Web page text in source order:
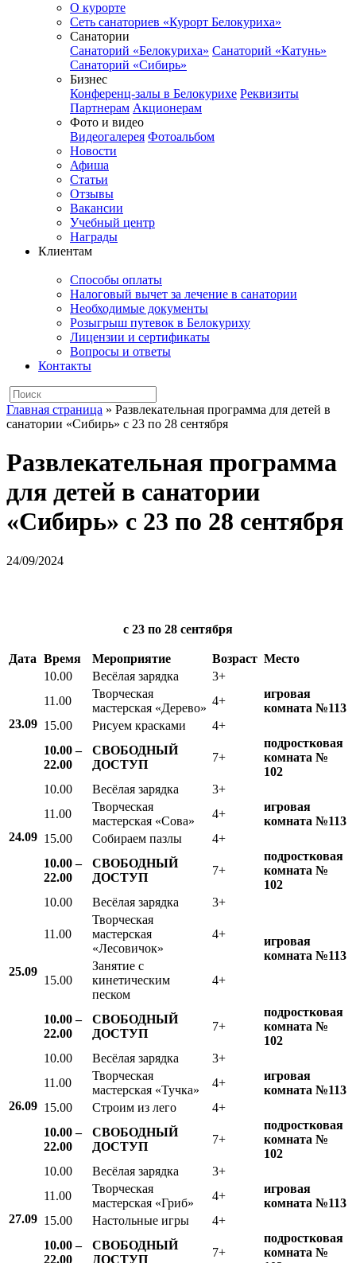
О курорте
Сеть санаториев «Курорт Белокуриха»
Санатории
Санаторий «Белокуриха» Санаторий «Катунь»
Санаторий «Сибирь»
Бизнес
Конференц-залы в Белокурихе Реквизиты
Партнерам Акционерам
Фото и видео
Видеогалерея Фотоальбом
Новости
Афиша
Статьи
Отзывы
Вакансии
Учебный центр
Награды
Клиентам
Способы оплаты
Налоговый вычет за лечение в санатории
Необходимые документы
Розыгрыш путевок в Белокуриху
Лицензии и сертификаты
Вопросы и ответы
Контакты
Главная страница » Развлекательная программа для детей в
санатории «Сибирь» с 23 по 28 сентября
Развлекательная программа
для детей в санатории
«Сибирь» с 23 по 28 сентября
24/09/2024
с 23 по 28 сентября
Дата Время Мероприятие Возраст Место
23.09
10.00 Весёлая зарядка
3+
игровая
комната №113
11.00
Творческая
мастерская «Дерево»
4+
15.00
Рисуем красками
4+
10.00 –
22.00
СВОБОДНЫЙ
ДОСТУП
7+
подростковая
комната №
102
24.09
10.00 Весёлая зарядка
3+
игровая
комната №113
11.00
Творческая
мастерская «Сова»
4+
15.00
Собираем пазлы
4+
10.00 –
22.00
СВОБОДНЫЙ
ДОСТУП
7+
подростковая
комната №
102
25.09
10.00 Весёлая зарядка 3+
игровая
комната №113
11.00
Творческая
мастерская
«Лесовичок»
4+
15.00
Занятие с
кинетическим
песком
4+
10.00 –
22.00
СВОБОДНЫЙ
ДОСТУП
7+
подростковая
комната №
102
26.09
10.00 Весёлая зарядка
3+
игровая
комната №113
11.00
Творческая
мастерская «Тучка»
4+
15.00
Строим из лего
4+
10.00 –
22.00
СВОБОДНЫЙ
ДОСТУП
7+
подростковая
комната №
102
27.09
10.00 Весёлая зарядка
3+
игровая
комната №113
11.00
Творческая
мастерская «Гриб»
4+
15.00
Настольные игры
4+
10.00 –
22.00
СВОБОДНЫЙ
ДОСТУП
7+
подростковая
комната №